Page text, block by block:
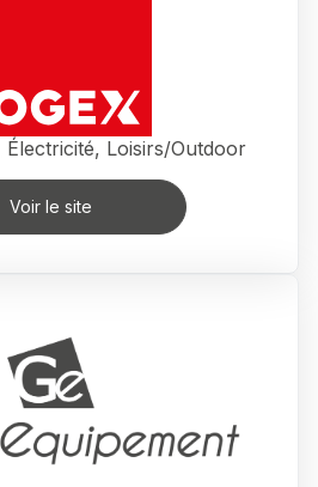
Loisirs/Outdoor
Voir le site